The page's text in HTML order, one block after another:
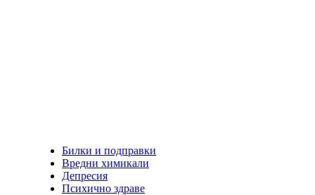
Билки и подправки
Вредни химикали
Депресия
Психично здраве